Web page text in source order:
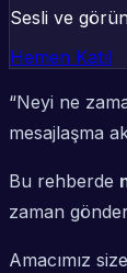
Sesli ve
Hemen Katıl
“Neyi ne
mesajlaşma
Bu rehberde
zaman
Amacımız